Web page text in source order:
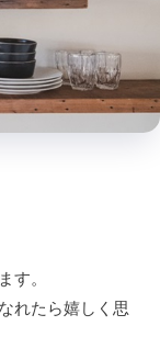
す。
れたら嬉しく思